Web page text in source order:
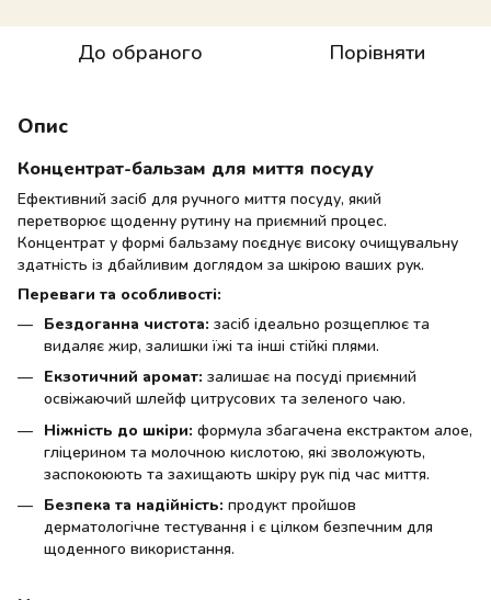
До обраного Порівняти
Опис
Концентрат-бальзам для миття посуду
Ефективний засіб для ручного миття посуду, який
перетворює щоденну рутину на приємний процес.
Концентрат у формі бальзаму поєднує високу очищувальну
здатність із дбайливим доглядом за шкірою ваших рук.
Переваги та особливості:
Бездоганна чистота: засіб ідеально розщеплює та
видаляє жир, залишки їжі та інші стійкі плями.
Екзотичний аромат: залишає на посуді приємний
освіжаючий шлейф цитрусових та зеленого чаю.
Ніжність до шкіри: формула збагачена екстрактом алое,
гліцерином та молочною кислотою, які зволожують,
заспокоюють та захищають шкіру рук під час миття.
Безпека та надійність: продукт пройшов
дерматологічне тестування і є цілком безпечним для
щоденного використання.